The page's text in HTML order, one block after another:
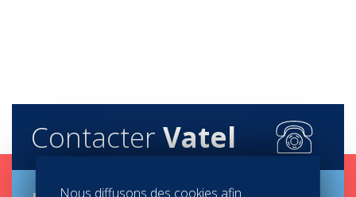
Contacter Vatel
Nous diffusons des cookies afin